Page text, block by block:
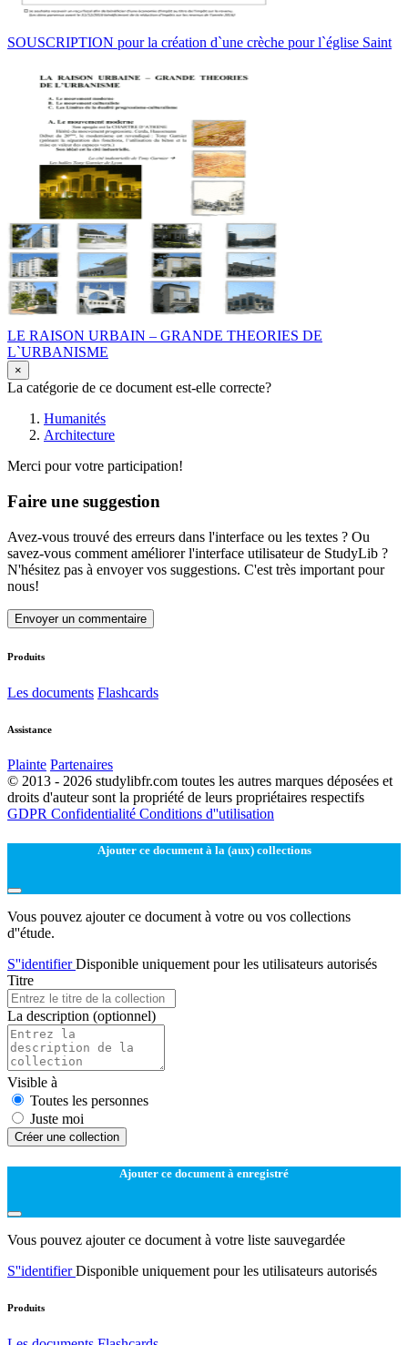
SOUSCRIPTION pour la création d`une crèche pour l`église Saint
LE RAISON URBAIN – GRANDE THEORIES DE
L`URBANISME
×
La catégorie de ce document est-elle correcte?
Humanités
Architecture
Merci pour votre participation!
Faire une suggestion
Avez-vous trouvé des erreurs dans l'interface ou les textes ? Ou
savez-vous comment améliorer l'interface utilisateur de StudyLib ?
N'hésitez pas à envoyer vos suggestions. C'est très important pour
nous!
Envoyer un commentaire
Produits
Les documents Flashcards
Assistance
Plainte Partenaires
© 2013 - 2026 studylibfr.com toutes les autres marques déposées et
droits d'auteur sont la propriété de leurs propriétaires respectifs
GDPR Confidentialité Conditions d''utilisation
Ajouter ce document à la (aux) collections
Vous pouvez ajouter ce document à votre ou vos collections
d''étude.
S''identifierDisponible uniquement pour les utilisateurs autorisés
Titre
La description (optionnel)
Visible à
Toutes les personnes
Juste moi
Créer une collection
Ajouter ce document à enregistré
Vous pouvez ajouter ce document à votre liste sauvegardée
S''identifierDisponible uniquement pour les utilisateurs autorisés
Produits